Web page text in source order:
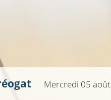
Mercredi 05 août